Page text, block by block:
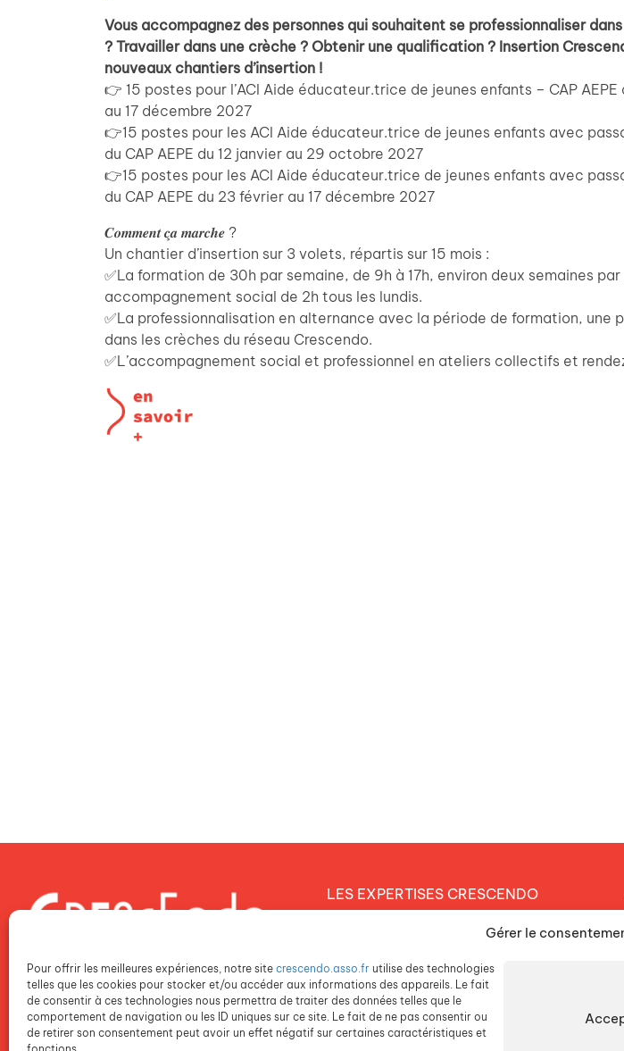
Gérer le
Pour offrir les meilleures expériences, notre site crescendo.asso.fr utilise des technologies
telles que les cookies pour stocker et/ou accéder aux informations des appareils. Le fait
de consentir à ces technologies nous permettra de traiter des données telles que le
comportement de navigation ou les ID uniques sur ce site. Le fait de ne pas consentir ou
de retirer son consentement peut avoir un effet négatif sur certaines caractéristiques et
Vous accompagnez des personnes qui souhaitent se professionnaliser
? Travailler dans une crèche ? Obtenir une qualification ? Insertion
nouveaux chantiers d’insertion !
👉 15 postes pour l’ACI Aide éducateur.trice de jeunes enfants – CAP
au 17 décembre 2027
👉15 postes pour les ACI Aide éducateur.trice de jeunes enfants avec
du CAP AEPE du 12 janvier au 29 octobre 2027
👉15 postes pour les ACI Aide éducateur.trice de jeunes enfants avec
du CAP AEPE du 23 février au 17 décembre 2027
𝑪𝒐𝒎𝒎𝒆𝒏𝒕 𝒄̧𝒂 𝒎𝒂𝒓𝒄𝒉𝒆 ?
Un chantier d’insertion sur 3 volets, répartis sur 15 mois :
✅La formation de 30h par semaine, de 9h à 17h, environ deux semaines
accompagnement social de 2h tous les lundis.
✅La professionnalisation en alternance avec la période de formation, une
dans les crèches du réseau Crescendo.
✅L’accompagnement social et professionnel en ateliers collectifs et
LES EXPERTISES CRESCENDO
Notre politique RH
NOS ETABLISSEMENTS